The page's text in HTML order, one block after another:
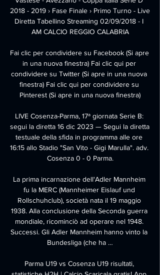
2018 - 2019 › Fase Finale › Primo Turno - Live
Diretta Tabellino Streaming 02/09/2018 - I
AM CALCIO REGGIO CALABRIA
Fai clic per condividere su Facebook (Si apre
in una nuova finestra) Fai clic qui per
condividere su Twitter (Si apre in una nuova
finestra) Fai clic qui per condividere su
Pinterest (Si apre in una nuova finestra)
LIVE Cosenza-Parma, 17ª giornata Serie B:
segui la diretta 16 dic 2023 — Segui la diretta
testuale della sfida in programma alle ore
16:15 allo Stadio "San Vito - Gigi Marulla". adv.
Cosenza 0 - 0 Parma.
La prima incarnazione dell'Adler Mannheim
fu la MERC (Mannheimer Eislauf und
Rollschuhclub), società nata il 19 maggio
1938. Alla conclusione della Seconda guerra
mondiale, ricominciò ad operare nel 1948.
Successi. Gli Adler Mannheim hanno vinto la
Bundesliga (che ha …
Parma U19 vs Cosenza U19 risultati,